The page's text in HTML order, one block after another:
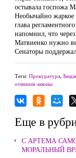
остывала госпожа
Необычайно жаркое
глава
напомнил, что
Матвиенко нужно
Сенаторы
Теги: Прокуратура,
отменим законы
Еще в
С АРТЕМА
МОРАЛЬНЫЙ